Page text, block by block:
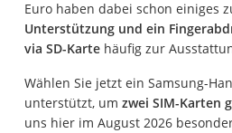
Euro haben dabei schon einiges
Unterstützung und ein
via SD-Kartehäufig zur
Wählen Sie jetzt ein Samsung-
unterstützt, um zwei SIM-Karten
uns hier im August 2026